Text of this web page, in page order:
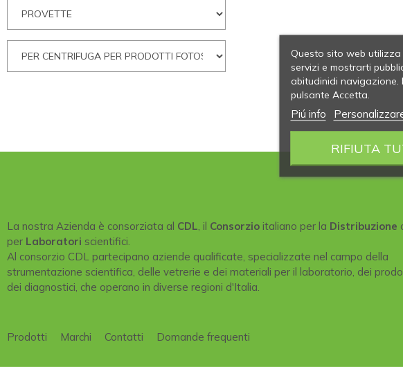
La nostra Azienda è consorziata al CDL, il Consorzio italiano per la Distribuzione
per Laboratori scientifici.
Al consorzio CDL partecipano aziende qualificate, specializzate nel campo della
strumentazione scientifica, delle vetrerie e dei materiali per il laboratorio, dei
dei diagnostici, che operano in diverse regioni d'Italia.
Prodotti Marchi Contatti Domande frequenti
Questo sito web
servizi e mostrarti
abitudinidi navigazione.
pulsante Accetta.
Piú info
RIFIUTA